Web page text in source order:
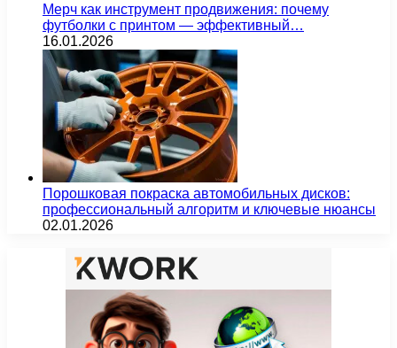
Мерч как инструмент продвижения: почему
футболки с принтом — эффективный…
16.01.2026
Порошковая покраска автомобильных дисков:
профессиональный алгоритм и ключевые нюансы
02.01.2026